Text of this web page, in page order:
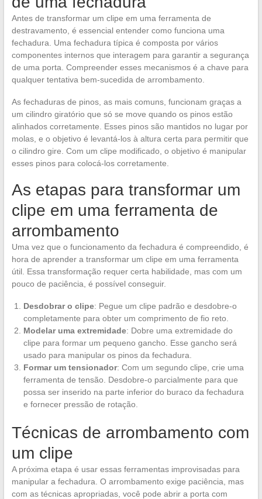
Antes de transformar um clipe em uma ferramenta de
destravamento, é essencial entender como funciona uma
fechadura. Uma fechadura típica é composta por vários
componentes internos que interagem para garantir a segurança
de uma porta. Compreender esses mecanismos é a chave para
qualquer tentativa bem-sucedida de arrombamento.
As fechaduras de pinos, as mais comuns, funcionam graças a
um cilindro giratório que só se move quando os pinos estão
alinhados corretamente. Esses pinos são mantidos no lugar por
molas, e o objetivo é levantá-los à altura certa para permitir que
o cilindro gire. Com um clipe modificado, o objetivo é manipular
esses pinos para colocá-los corretamente.
As etapas para transformar um
clipe em uma ferramenta de
arrombamento
Uma vez que o funcionamento da fechadura é compreendido, é
hora de aprender a transformar um clipe em uma ferramenta
útil. Essa transformação requer certa habilidade, mas com um
pouco de paciência, é possível conseguir.
Desdobrar o clipe: Pegue um clipe padrão e desdobre-o
completamente para obter um comprimento de fio reto.
Modelar uma extremidade: Dobre uma extremidade do
clipe para formar um pequeno gancho. Esse gancho será
usado para manipular os pinos da fechadura.
Formar um tensionador: Com um segundo clipe, crie uma
ferramenta de tensão. Desdobre-o parcialmente para que
possa ser inserido na parte inferior do buraco da fechadura
e fornecer pressão de rotação.
Técnicas de arrombamento com
um clipe
A próxima etapa é usar essas ferramentas improvisadas para
manipular a fechadura. O arrombamento exige paciência, mas
com as técnicas apropriadas, você pode abrir a porta com